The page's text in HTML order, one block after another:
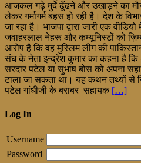
आजकल गढ़े मुर्दे ढूँढने और उखाड़ने का
लेकर गर्मागर्म बहस हो रही है। देश के
जा रहा है। भाजपा द्वारा जारी एक
जवाहरलाल नेहरू और कम्यूनिस्टों को
आरोप है कि वह मुस्लिम लीग की
संघ के नेता इन्द्रेश कुमार का कहना है कि
सरदार पटेल या सुभाष बोस को अपना
टाला जा सकता था। यह कथन तथ्यों से
पटेल गांधीजी के बराबर सहायक […]
Log In
Username
Password